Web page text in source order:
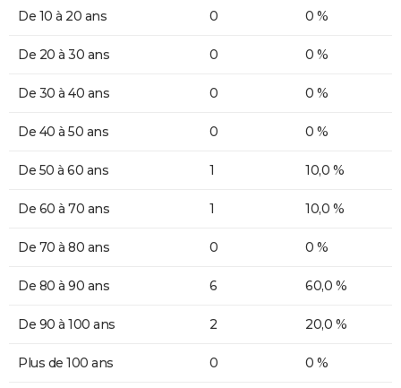
De 10 à 20 ans 0 0 %
De 20 à 30 ans 0 0 %
De 30 à 40 ans 0 0 %
De 40 à 50 ans 0 0 %
De 50 à 60 ans 1 10,0 %
De 60 à 70 ans 1 10,0 %
De 70 à 80 ans 0 0 %
De 80 à 90 ans 6 60,0 %
De 90 à 100 ans 2 20,0 %
Plus de 100 ans 0 0 %